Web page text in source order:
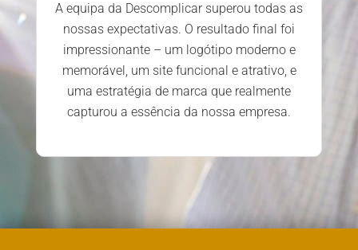
A equipa da Descomplicar superou todas as
nossas expectativas. O resultado final foi
impressionante – um logótipo moderno e
memorável, um site funcional e atrativo, e
uma estratégia de marca que realmente
capturou a essência da nossa empresa.